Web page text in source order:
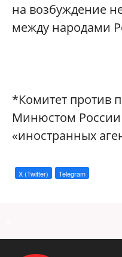
на возбуждение
между народами
*Комитет против
Минюстом России
«иностранных
X (Twitter) Telegram